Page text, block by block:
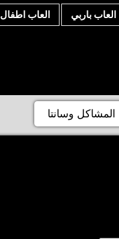
العاب باربي العاب اطفال
المشاكل وسانتا